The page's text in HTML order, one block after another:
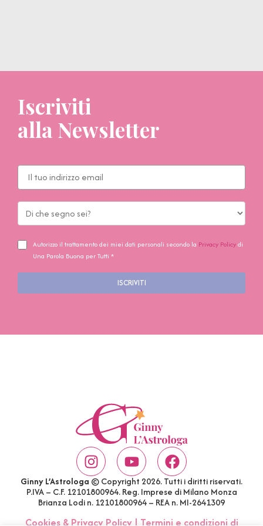
Iscriviti
alla Newsletter
Autorizzo il trattamento dei miei dati personali secondo la Privacy Policydi
Una Parola Buona per Tutti *
ISCRIVITI
Ginny L’Astrologa © Copyright 2026. Tutti i diritti riservati.
P.IVA – C.F. 12101800964. Reg. Imprese di Milano Monza
Brianza Lodi n. 12101800964 – REA n. MI-2641309
Cookies & Privacy Policy| Termini e condizioni di